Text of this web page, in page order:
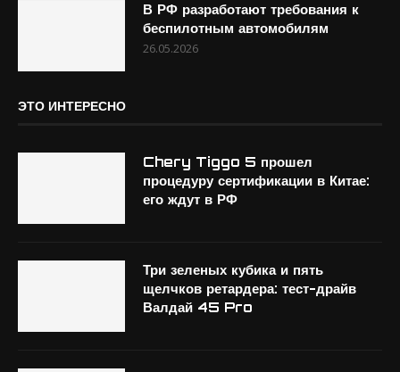
В РФ разработают требования к
беспилотным автомобилям
26.05.2026
ЭТО ИНТЕРЕСНО
Chery Tiggo 5 прошел
процедуру сертификации в Китае:
его ждут в РФ
Три зеленых кубика и пять
щелчков ретардера: тест-драйв
Валдай 45 Pro